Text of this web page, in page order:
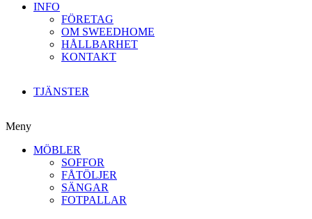
INFO
FÖRETAG
OM SWEEDHOME
HÅLLBARHET
KONTAKT
TJÄNSTER
Meny
MÖBLER
SOFFOR
FÅTÖLJER
SÄNGAR
FOTPALLAR